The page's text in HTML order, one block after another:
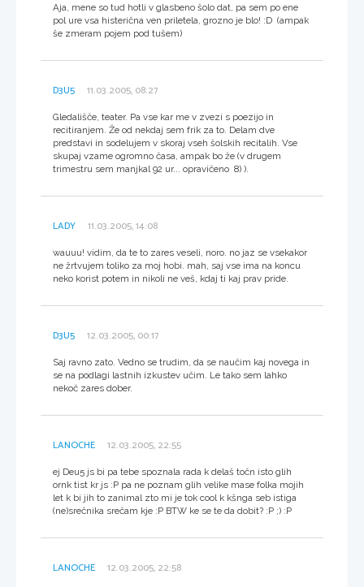
Aja, mene so tud hotli v glasbeno šolo dat, pa sem po ene
pol ure vsa histerična ven priletela, grozno je blo! :D (ampak
še zmeram pojem pod tušem)
D3U5 11.03.2005, 08:27
Gledališče, teater. Pa vse kar me v zvezi s poezijo in
recitiranjem. Že od nekdaj sem frik za to. Delam dve
predstavi in sodelujem v skoraj vseh šolskih recitalih. Vse
skupaj vzame ogromno časa, ampak bo že (v drugem
trimestru sem manjkal 92 ur... opravičeno 8) ).
LADY 11.03.2005, 14:08
wauuu! vidim, da te to zares veseli, noro. no jaz se vsekakor
ne žrtvujem toliko za moj hobi. mah, saj vse ima na koncu
neko korist potem in nikoli ne veš, kdaj ti kaj prav pride.
D3U5 12.03.2005, 00:17
Saj ravno zato. Vedno se trudim, da se naučim kaj novega in
se na podlagi lastnih izkustev učim. Le tako sem lahko
nekoč zares dober.
LANOCHE 12.03.2005, 22:55
ej Deu5 js bi pa tebe spoznala rada k delaš točn isto glih
ornk tist kr js :P pa ne poznam glih velike mase folka mojih
let k bi jih to zanimal zto mi je tok cool k kšnga seb istiga
(ne)srečnika srečam kje :P BTW ke se te da dobit? :P ;) :P
LANOCHE 12.03.2005, 22:58